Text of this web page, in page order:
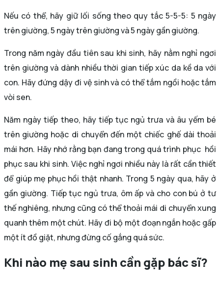
Nếu có thể, hãy giữ lối sống theo quy tắc 5-5-5: 5 ngày
trên giường, 5 ngày trên giường và 5 ngày gần giường.
Trong năm ngày đầu tiên sau khi sinh, hãy nằm nghỉ ngơi
trên giường và dành nhiều thời gian tiếp xúc da kề da với
con. Hãy đứng dậy đi vệ sinh và có thể tắm ngồi hoặc tắm
vòi sen.
Năm ngày tiếp theo, hãy tiếp tục ngủ trưa và âu yếm bé
trên giường hoặc di chuyển đến một chiếc ghế dài thoải
mái hơn. Hãy nhớ rằng bạn đang trong quá trình phục hồi
phục sau khi sinh. Việc nghỉ ngơi nhiều này là rất cần thiết
để giúp mẹ phục hồi thật nhanh. Trong 5 ngày qua, hãy ở
gần giường. Tiếp tục ngủ trưa, ôm ấp và cho con bú ở tư
thế nghiêng, nhưng cũng có thể thoải mái di chuyển xung
quanh thêm một chút. Hãy đi bộ một đoạn ngắn hoặc gấp
một ít đồ giặt, nhưng đừng cố gắng quá sức.
Khi nào mẹ sau sinh cần gặp bác sĩ?